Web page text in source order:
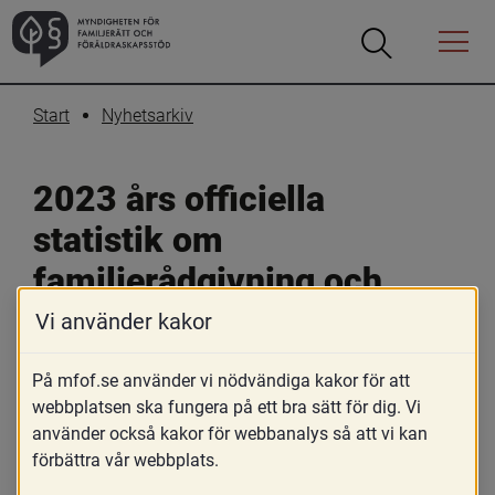
Öppna
Öppna
Menyn
Start Nyhetsarkiv
2023 års officiella
statistik om
familjerådgivning och
familjerätt
Vi använder kakor
På mfof.se använder vi nödvändiga kakor för att
webbplatsen ska fungera på ett bra sätt för dig. Vi
använder också kakor för webbanalys så att vi kan
förbättra vår webbplats.